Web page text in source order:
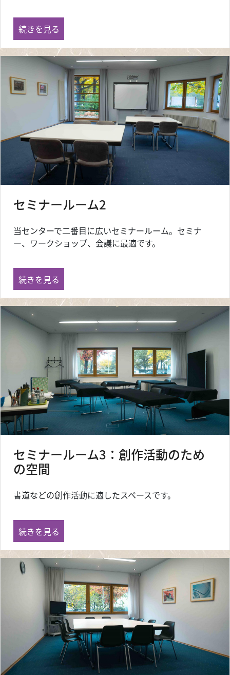
セミナールーム1 の
続きを見る
セミナールーム2
当センターで二番目に広いセミナールーム。セミナ
ー、ワークショップ、会議に最適です。
セミナールーム2 の
続きを見る
セミナールーム3：創作活動のため
の空間
書道などの創作活動に適したスペースです。
セミナールーム3：創作活動のための空間 の
続きを見る